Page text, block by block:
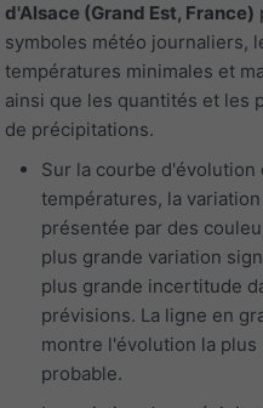
d'Alsace (Grand Est, France)
symboles météo journaliers,
températures minimales et
ainsi que les quantités et les
de précipitations.
Sur la courbe d'évolution
températures, la
présentée par des
plus grande variation
plus grande incertitude
prévisions. La ligne en
montre l'évolution la plus
probable.